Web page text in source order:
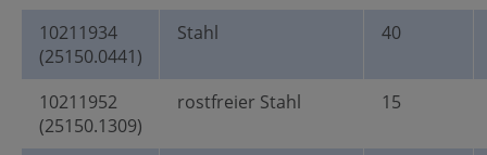
10211934
(25150.0441)
Stahl 40
10211952
(25150.1309)
rostfreier Stahl 15